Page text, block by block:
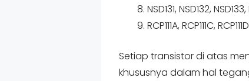
NSD131, NSD132,
RCP111A, RCP111C,
Setiap transistor di atas
khususnya dalam hal